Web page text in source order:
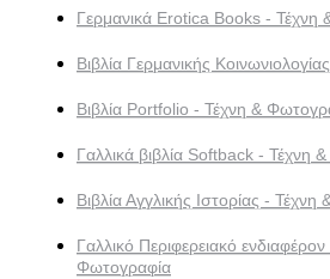
Γερμανικά Erotica Books - Τέχνη
Βιβλία Γερμανικής
Βιβλία Portfolio - Τέχνη &
Γαλλικά βιβλία Softback - Τέχνη
Βιβλία Αγγλικής Ιστορίας -
Γαλλικό Περιφερειακό
Φωτογραφία